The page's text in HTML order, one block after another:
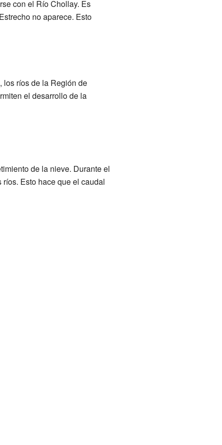
con el Río Chollay. Es
no aparece. Esto
los ríos de la Región de
el desarrollo de la
de la nieve. Durante el
Esto hace que el caudal